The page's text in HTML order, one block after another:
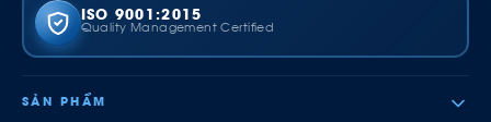
ISO 9001:2015
Quality Management Certified
SẢN PHẨM